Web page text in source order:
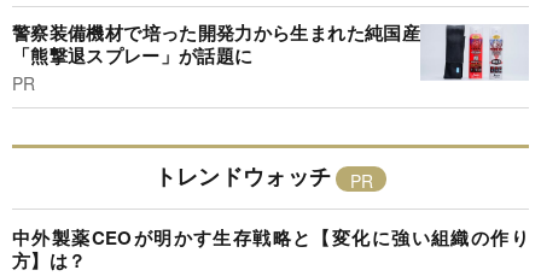
警察装備機材で培った開発力から生まれた純国産
「熊撃退スプレー」が話題に
PR
トレンドウォッチ
中外製薬CEOが明かす生存戦略と【変化に強い組織の作り
方】は？